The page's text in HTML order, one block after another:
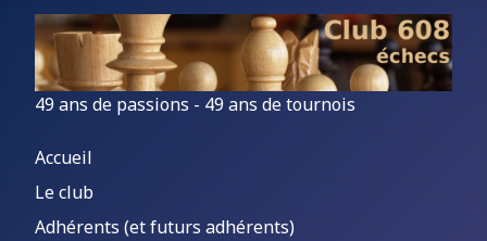
49 ans de passions - 49 ans de tournois
Accueil
Le club
Adhérents (et futurs adhérents)